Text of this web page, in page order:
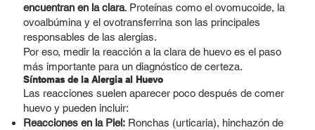
encuentran en la clara. Proteínas como el ovomucoide, la
ovoalbúmina y el ovotransferrina son las principales
responsables de las alergias.
Por eso, medir la reacción a la clara de huevo es el paso
más importante para un diagnóstico de certeza.
Síntomas de la Alergia al Huevo
Las reacciones suelen aparecer poco después de comer
huevo y pueden incluir:
Reacciones en la Piel:Ronchas (urticaria), hinchazón de